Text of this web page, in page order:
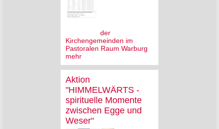
der
Kirchengemeinden im
Pastoralen Raum Warburg
mehr
Aktion
"HIMMELWÄRTS -
spirituelle Momente
zwischen Egge und
Weser"